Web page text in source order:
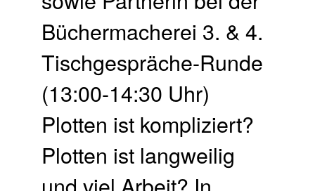
Büchermacherei 3. & 4.
Tischgespräche-Runde
(13:00-14:30 Uhr)
Plotten ist kompliziert?
Plotten ist langweilig